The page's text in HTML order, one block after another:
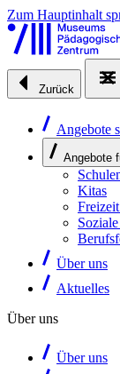
Zum Hauptinhalt
Zurück
Angebote
Angebote
Kitas
Über uns
Aktuelles
Über uns
Über uns